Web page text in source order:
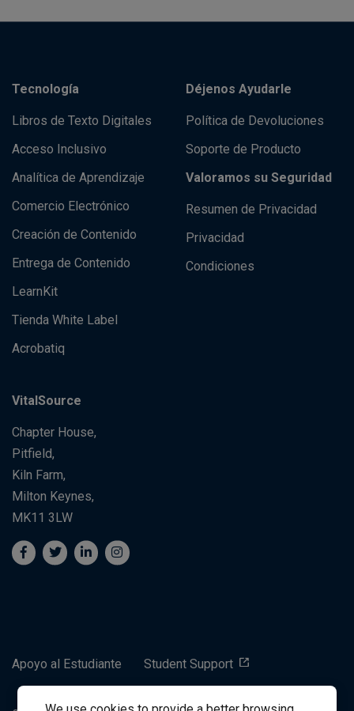
Tecnología
Libros de Texto Digitales
Acceso Inclusivo
Analítica de Aprendizaje
Comercio Electrónico
Creación de Contenido
Entrega de Contenido
LearnKit
Tienda White Label
Acrobatiq
Déjenos Ayudarle
Política de Devoluciones
Soporte de Producto
Valoramos su Seguridad
Resumen de Privacidad
Privacidad
Condiciones
VitalSource
Chapter House,
Pitfield,
Kiln Farm,
Milton Keynes,
MK11 3LW
Apoyo al Estudiante Student Support